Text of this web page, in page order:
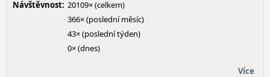
Návštěvnost: 20109× (celkem)
366× (poslední měsíc)
43× (poslední týden)
0× (dnes)
Více